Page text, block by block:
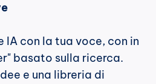
con la tua voce, con in
basato sulla ricerca.
e una libreria di